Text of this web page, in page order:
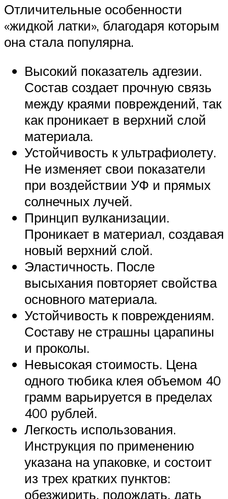
Отличительные особенности
«жидкой латки», благодаря которым
она стала популярна.
Высокий показатель адгезии.
Состав создает прочную связь
между краями повреждений, так
как проникает в верхний слой
материала.
Устойчивость к ультрафиолету.
Не изменяет свои показатели
при воздействии УФ и прямых
солнечных лучей.
Принцип вулканизации.
Проникает в материал, создавая
новый верхний слой.
Эластичность. После
высыхания повторяет свойства
основного материала.
Устойчивость к повреждениям.
Составу не страшны царапины
и проколы.
Невысокая стоимость. Цена
одного тюбика клея объемом 40
грамм варьируется в пределах
400 рублей.
Легкость использования.
Инструкция по применению
указана на упаковке, и состоит
из трех кратких пунктов:
обезжирить, подождать, дать